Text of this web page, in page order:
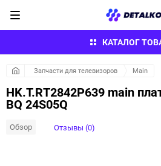
КАТАЛОГ
Запчасти для телевизоров Main
HK.T.RT2842P639 main
BQ 24S05Q
Обзор Отзывы (0)